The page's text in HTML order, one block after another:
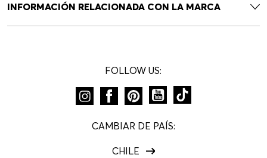
INFORMACIÓN RELACIONADA CON LA MARCA
FOLLOW US:
CAMBIAR DE PAÍS:
CHILE